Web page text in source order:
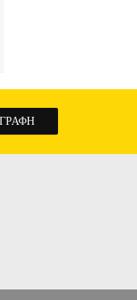
σας με
για όλα τα
Βρεφικά - Παιδικά,
πώληση και οι
Μπορείτε να